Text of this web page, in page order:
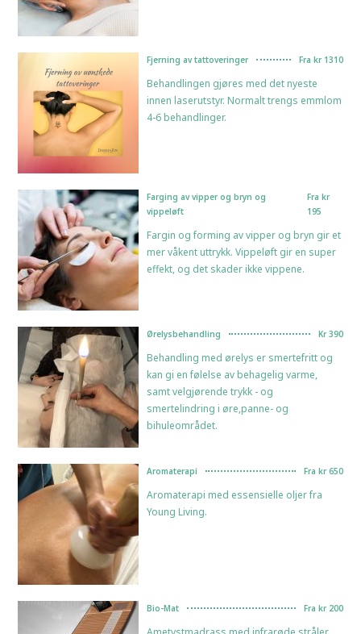
Fjerning av tattoveringer Fra kr 1310
Behandlingen gjøres med det nyeste
innen laserutstyr. Normalt trengs emmlom
4-6 behandlinger.
Farging av vipper og bryn og
vippeløft
Fra kr
195
Fargin og forming av vipper og bryn gir et
mer våkent uttrykk. Vippeløft gir en super
effekt, og det skader ikke vippene.
Ørelysbehandling Kr 390
Behandling med ørelys er smertefritt og
kan gi en følelse av behagelig varme,
samt velgjørende trykk - og
smertelindring i øre,panne- og
bihuleområdet.
Aromaterapi Fra kr 650
Aromaterapi med essensielle oljer fra
Young Living.
Bio-Mat Fra kr 200